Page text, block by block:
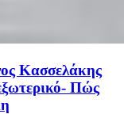
Κασσελάκης
Πώς